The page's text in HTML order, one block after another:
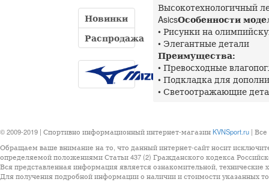
Новинки
Распродажа
Высокотехнологичный
AsicsОсобенности
• Рисунки на
• Элегантные детали
Преимущества:
• Превосходные
• Подкладка для
• Светоотражающие
© 2009-2019 | Спортивно информационный интернет-магазин KVNSport.ru |
Обращаем ваше внимание на то, что данный интернет-сайт носит
определяемой положениями Статьи 437 (2) Гражданского кодекса
Вся представленная информация является ознакомительной, технические
Для получения подробной информации о наличии и стоимости указанных